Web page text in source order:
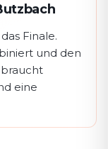
Finale.
und den
eine